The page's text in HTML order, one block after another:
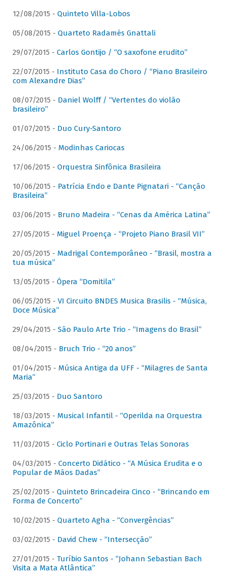
12/08/2015 - Quinteto Villa-Lobos
05/08/2015 - Quarteto Radamés Gnattali
29/07/2015 - Carlos Gontijo / “O saxofone erudito”
22/07/2015 - Instituto Casa do Choro / “Piano Brasileiro
com Alexandre Dias”
08/07/2015 - Daniel Wolff / “Vertentes do violão
brasileiro”
01/07/2015 - Duo Cury-Santoro
24/06/2015 - Modinhas Cariocas
17/06/2015 - Orquestra Sinfônica Brasileira
10/06/2015 - Patrícia Endo e Dante Pignatari - “Canção
Brasileira”
03/06/2015 - Bruno Madeira - “Cenas da América Latina”
27/05/2015 - Miguel Proença - “Projeto Piano Brasil VII”
20/05/2015 - Madrigal Contemporâneo - “Brasil, mostra a
tua música”
13/05/2015 - Ópera “Domitila”
06/05/2015 - VI Circuito BNDES Musica Brasilis - “Música,
Doce Música”
29/04/2015 - São Paulo Arte Trio - “Imagens do Brasil”
08/04/2015 - Bruch Trio - “20 anos”
01/04/2015 - Música Antiga da UFF - “Milagres de Santa
Maria”
25/03/2015 - Duo Santoro
18/03/2015 - Musical Infantil - “Operilda na Orquestra
Amazônica”
11/03/2015 - Ciclo Portinari e Outras Telas Sonoras
04/03/2015 - Concerto Didático - “A Música Erudita e o
Popular de Mãos Dadas”
25/02/2015 - Quinteto Brincadeira Cinco - “Brincando em
Forma de Concerto”
10/02/2015 - Quarteto Agha - “Convergências”
03/02/2015 - David Chew - “Intersecção”
27/01/2015 - Turíbio Santos - “Johann Sebastian Bach
Visita a Mata Atlântica”